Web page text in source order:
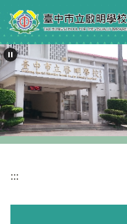
跳
到
主
要
內
容
區
:::